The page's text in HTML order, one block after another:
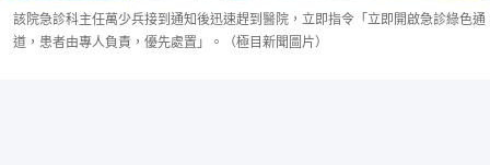
該院急診科主任萬少兵接到通知後迅速趕到醫院，立即指令「立即開啟急診綠色通
道，患者由專人負責，優先處置」。（極目新聞圖片）